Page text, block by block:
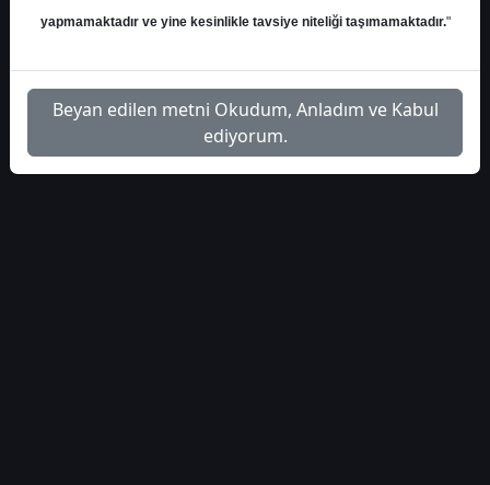
yapmamaktadır ve yine kesinlikle tavsiye niteliği taşımamaktadır."
Beyan edilen metni Okudum, Anladım ve Kabul
ediyorum.